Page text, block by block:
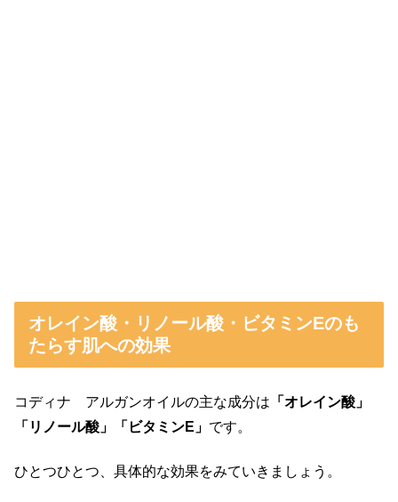
オレイン酸・リノール酸・ビタミンEのも
たらす肌への効果
コディナ アルガンオイルの主な成分は 「オレイン酸」
「リノール酸」「ビタミンE」 です。
ひとつひとつ、具体的な効果をみていきましょう。